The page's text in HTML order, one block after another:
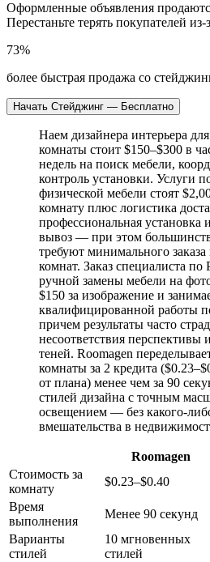
Оформленные объявления
Перестаньте терять покупателей
73%
более быстрая продажа со
Начать Стейджинг — Бесплатно
Наем дизайнера интерьера
комнаты стоит $150–$300 в
недель на поиск мебели,
контроль установки. Услуги
физической мебели стоят
комнату плюс логистика
профессиональная
вывоз — при этом
требуют минимального заказа
комнат. Заказ специалиста по
ручной замены мебели на
$150 за изображение и
квалифицированной работы
причем результаты часто
несоответствия перспективы
теней. Roomagen
комнаты за 2 кредита
от плана) менее чем за 90
стилей дизайна с точным
освещением — без какого-
вмешательства в
Roomagen
Стоимость за
комнату
$0.23–$0.40
Время
выполнения
Менее 90 секунд
Варианты
стилей
10 мгновенных
стилей